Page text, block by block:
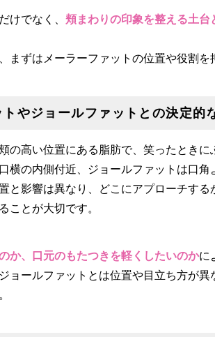
けでなく、 頬まわりの印象を整える土台
まずはメーラーファットの位置や役割を
やジョールファットとの決定的
の高い位置にある脂肪で、笑ったとき
横の内側付近、ジョールファットは口
と影響は異なり、どこにアプローチす
ことが大切です。
か、口元のもたつきを軽くしたいのかに
ョールファットとは位置や目立ち方が